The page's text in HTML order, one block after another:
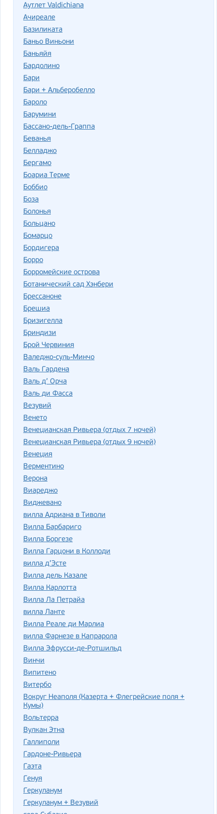
Аутлет Valdichiana
Ачиреале
Базиликата
Баньо Виньони
Баньяйя
Бардолино
Бари
Бари + Альберобелло
Бароло
Барумини
Бассано-дель-Граппа
Беванья
Белладжо
Бергамо
Боариа Терме
Боббио
Боза
Болонья
Больцано
Бомарцо
Бордигера
Борро
Борромейские острова
Ботанический сад Хэнбери
Брессаноне
Брешиа
Бризигелла
Бриндизи
Брой Червиния
Валеджо-суль-Минчо
Валь Гардена
Валь д’ Орча
Валь ди Фасса
Везувий
Венето
Венецианская Ривьера (отдых 7 ночей)
Венецианская Ривьера (отдых 9 ночей)
Венеция
Верментино
Верона
Виареджо
Виджевано
вилла Адриана в Тиволи
Вилла Барбариго
Вилла Боргезе
Вилла Гарцони в Коллоди
вилла д’Эсте
Вилла дель Казале
Вилла Карлотта
Вилла Ла Петрайа
вилла Ланте
Вилла Реале ди Марлиа
вилла Фарнезе в Капрарола
Вилла Эфрусси-де-Ротшильд
Винчи
Випитено
Витербо
Вокруг Неаполя (Казерта + Флегрейские поля +
Кумы)
Вольтерра
Вулкан Этна
Галлиполи
Гардоне-Ривьера
Гаэта
Генуя
Геркуланум
Геркуланум + Везувий